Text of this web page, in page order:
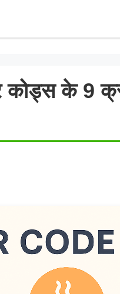
कोड्स के 9